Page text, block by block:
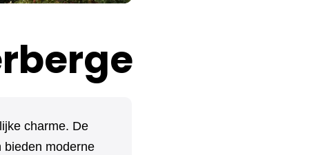
charme. De
bieden moderne